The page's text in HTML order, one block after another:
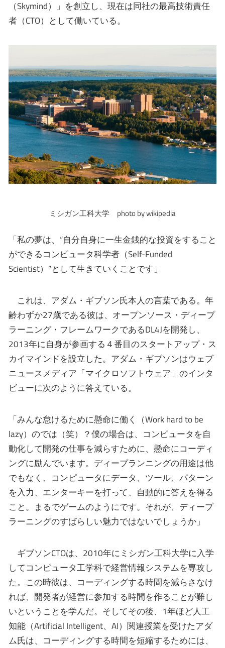
（Skymind）」を創立し、現在は同社の最高技術責任
者（CTO）として働いている。
ミシガン工科大学 photo by wikipedia
「私の夢は、“自分自身に一生金銭的な投資をすること
ができるコンピュータ科学者（Self-Funded
Scientist）”として生きていくことです」
これは、アダム・ギブソン氏本人の言葉である。年
齢わずか27歳である彼は、オープンソース・ディープ
ラーニング・フレームワークであるDL4Jを開発し、
2013年に自身が参画する４番目のスタートアップ・ス
カイマインドを設立した。アダム・ギブソンはウェブ
ニュースメディア「マイクロソフトウェア」のインタ
ビューに次のように答えている。
「みんな怠けるために懸命に働く（Work hard to be
lazy）のでは（笑）？僕の場合は、コンピュータを自
動化して開発の仕事を減らすために、懸命にコーディ
ングに励んでいます。ディープランニングの用途は他
でもなく、コンピュータにデータ、ツール、パターン
を入力、エンターキーを打って、自動的に答えを得る
こと。まるでゲームのようにです。それが、ディープ
ラーニングのすばらしい魅力ではないでしょうか」
ギブソンCTOは、2010年にミシガン工科大学に入学
してコンピュータ工学科で経営情報システムを専攻し
た。この時彼は、コーディングする時間を減らさなけ
れば、開発者が経営に参加する時間を作ることが難し
いということを学んだ。そしてその後、1年ほど人工
知能（Artificial Intelligent、AI）関連授業を受けたアダ
ム氏は、コー​​ディングする時間を短縮するためには、